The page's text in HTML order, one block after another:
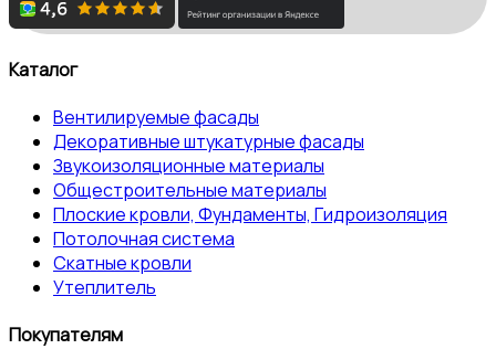
Каталог
Вентилируемые фасады
Декоративные штукатурные фасады
Звукоизоляционные материалы
Общестроительные материалы
Плоские кровли, Фундаменты, Гидроизоляция
Потолочная система
Скатные кровли
Утеплитель
Покупателям